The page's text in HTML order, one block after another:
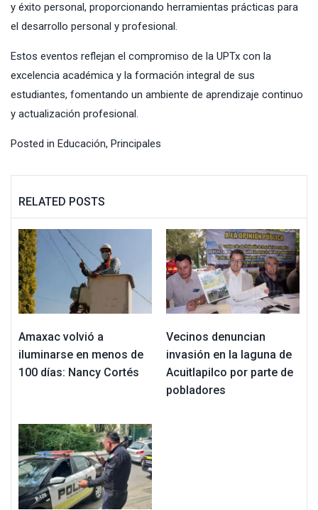
y éxito personal, proporcionando herramientas prácticas para
el desarrollo personal y profesional.
Estos eventos reflejan el compromiso de la UPTx con la
excelencia académica y la formación integral de sus
estudiantes, fomentando un ambiente de aprendizaje continuo
y actualización profesional.
Posted in Educación, Principales
RELATED POSTS
Amaxac volvió a
iluminarse en menos de
100 días: Nancy Cortés
Vecinos denuncian
invasión en la laguna de
Acuitlapilco por parte de
pobladores